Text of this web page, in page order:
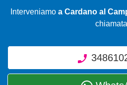
Interveniamo a Cardano al
chiamata